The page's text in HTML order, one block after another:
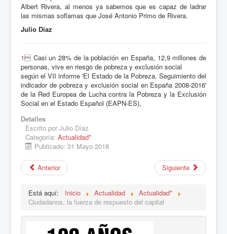
Albert Rivera, al menos ya sabemos que es capaz de ladrar
las mismas soflamas que José Antonio Primo de Rivera.
Julio Díaz
1 Casi un 28% de la población en España, 12,9 millones de
personas, vive en riesgo de pobreza y exclusión social
según el VII informe 'El Estado de la Pobreza. Seguimiento del
indicador de pobreza y exclusión social en España 2008-2016'
de la Red Europea de Lucha contra la Pobreza y la Exclusión
Social en el Estado Español (EAPN-ES),
Detalles
Escrito por Julio Díaz
Categoría: Actualidad*
Publicado: 31 Mayo 2018
Anterior Siguiente
Está aquí: Inicio Actualidad
Actualidad*
Ciudadanos, la fuerza de respuesto del capital